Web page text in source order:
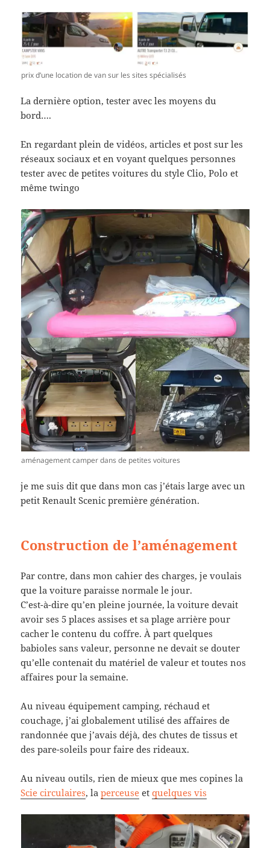
prix d’une location de van sur les sites spécialisés
La dernière option, tester avec les moyens du
bord….
En regardant plein de vidéos, articles et post sur les
réseaux sociaux et en voyant quelques personnes
tester avec de petites voitures du style Clio, Polo et
même twingo
aménagement camper dans de petites voitures
je me suis dit que dans mon cas j’étais large avec un
petit Renault Scenic première génération.
Construction de l’aménagement
Par contre, dans mon cahier des charges, je voulais
que la voiture paraisse normale le jour.
C’est-à-dire qu’en pleine journée, la voiture devait
avoir ses 5 places assises et sa plage arrière pour
cacher le contenu du coffre. À part quelques
babioles sans valeur, personne ne devait se douter
qu’elle contenait du matériel de valeur et toutes nos
affaires pour la semaine.
Au niveau équipement camping, réchaud et
couchage, j’ai globalement utilisé des affaires de
randonnée que j’avais déjà, des chutes de tissus et
des pare-soleils pour faire des rideaux.
Au niveau outils, rien de mieux que mes copines la
Scie circulaires, laperceuse etquelques vis